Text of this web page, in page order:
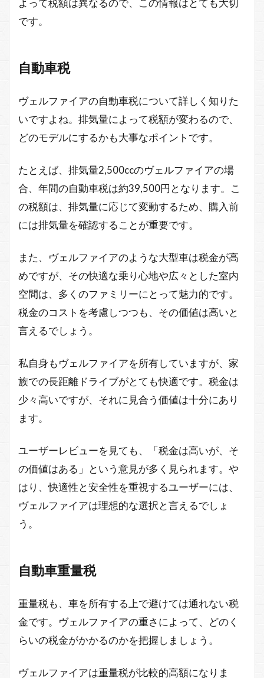
よって税額は異なるので、この情報はとても大切
です。
自動車税
ヴェルファイアの自動車税について詳しく知りた
いですよね。排気量によって税額が変わるので、
どのモデルにするかも大事なポイントです。
たとえば、排気量2,500ccのヴェルファイアの場
合、年間の自動車税は約39,500円となります。こ
の税額は、排気量に応じて変動するため、購入前
には排気量を確認することが重要です。
また、ヴェルファイアのような大型車は税金が高
めですが、その快適な乗り心地や広々とした室内
空間は、多くのファミリーにとって魅力的です。
税金のコストを考慮しつつも、その価値は高いと
言えるでしょう。
私自身もヴェルファイアを所有していますが、家
族での長距離ドライブがとても快適です。税金は
少々高いですが、それに見合う価値は十分にあり
ます。
ユーザーレビューを見ても、「税金は高いが、そ
の価値はある」という意見が多く見られます。や
はり、快適性と安全性を重視するユーザーには、
ヴェルファイアは理想的な選択と言えるでしょ
う。
自動車重量税
重量税も、車を所有する上で避けては通れない税
金です。ヴェルファイアの重さによって、どのく
らいの税金がかかるのかを把握しましょう。
ヴェルファイアは重量税が比較的高額になりま